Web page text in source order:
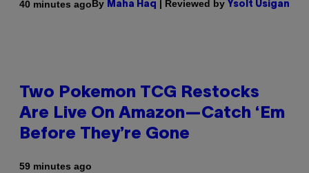
40 minutes agoBy Maha Haq | Reviewed by Ysolt Usigan
Two Pokemon TCG Restocks
Are Live On Amazon—Catch ‘Em
Before They’re Gone
59 minutes ago